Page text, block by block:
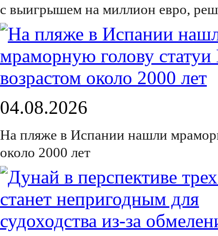
с выигрышем на миллион евро,
04.08.2026
На пляже в Испании нашли
около 2000 лет